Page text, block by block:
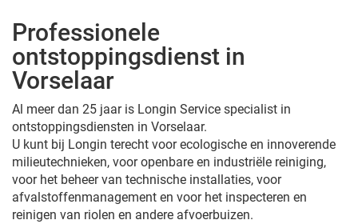
Professionele
ontstoppingsdienst in
Vorselaar
Al meer dan 25 jaar is Longin Service specialist in
ontstoppingsdiensten in Vorselaar.
U kunt bij Longin terecht voor ecologische en innoverende
milieutechnieken, voor openbare en industriële reiniging,
voor het beheer van technische installaties, voor
afvalstoffenmanagement en voor het inspecteren en
reinigen van riolen en andere afvoerbuizen.